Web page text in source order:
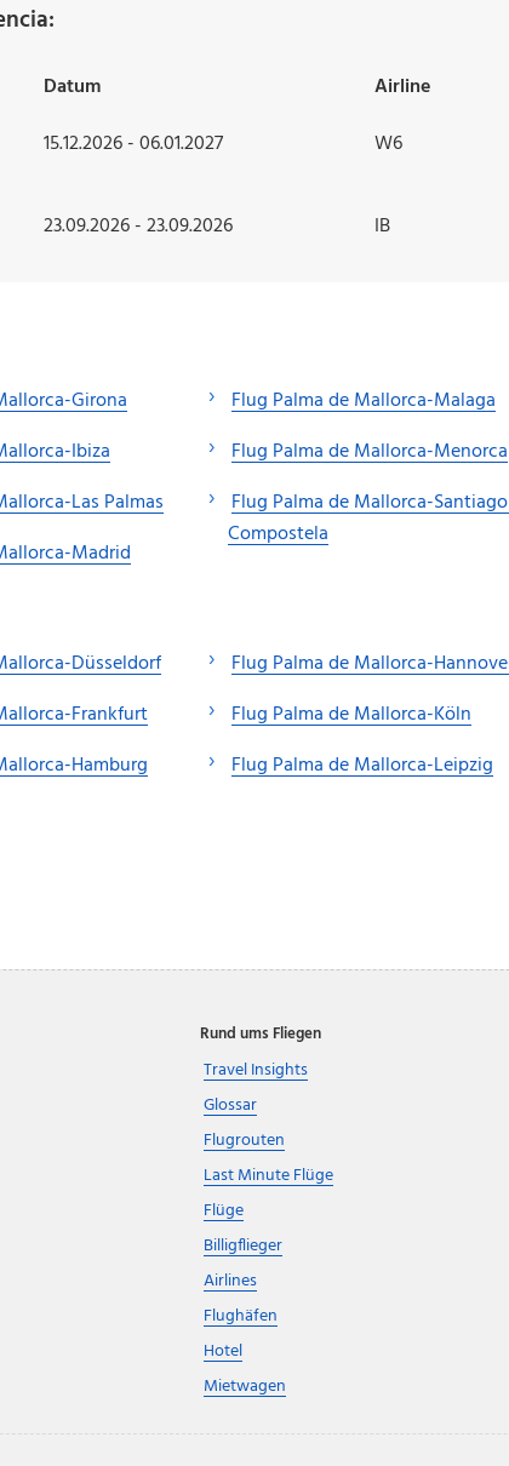
Datum Airline
15.12.2026 - 06.01.2027 W6
23.09.2026 - 23.09.2026 IB
Girona
Ibiza
Las Palmas
Madrid
Flug Palma de Mallorca-Malaga
Flug Palma de Mallorca-Menorca
Flug Palma de Mallorca-
Compostela
Düsseldorf
Frankfurt
Hamburg
Flug Palma de Mallorca-
Flug Palma de Mallorca-Köln
Flug Palma de Mallorca-Leipzig